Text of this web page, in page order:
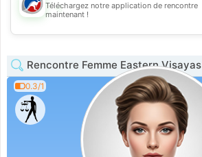
💖
💕
Téléchargez notre application de rencontre
maintenant !
Rencontre Femme Eastern Visayas
0.3/1